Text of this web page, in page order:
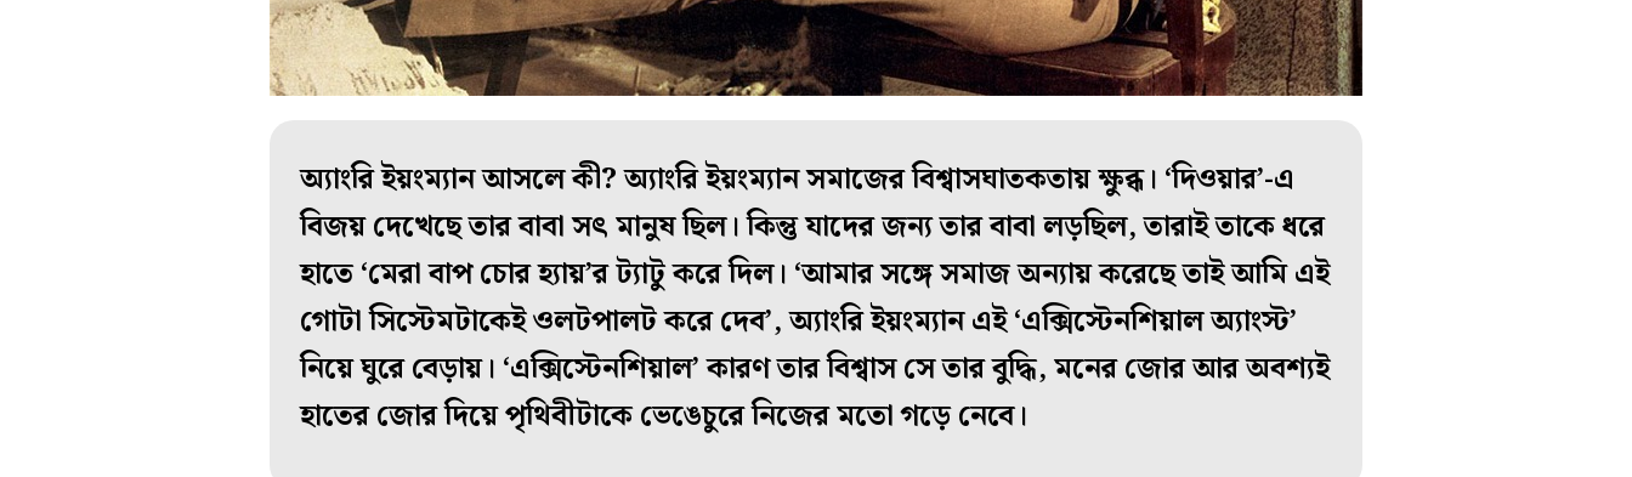
অ্যাংরি ইয়ংম্যান আসলে কী? অ্যাংরি ইয়ংম্যান সমাজের বিশ্বাসঘাতকতায় ক্ষুব্ধ। ‘দিওয়ার’-এ
বিজয় দেখেছে তার বাবা সৎ মানুষ ছিল। কিন্তু যাদের জন্য তার বাবা লড়ছিল, তারাই তাকে ধরে
হাতে ‘মেরা বাপ চোর হ্যায়’র ট্যাটু করে দিল। ‘আমার সঙ্গে সমাজ অন্যায় করেছে তাই আমি এই
গোটা সিস্টেমটাকেই ওলটপালট করে দেব’, অ্যাংরি ইয়ংম্যান এই ‘এক্সিস্টেনশিয়াল অ্যাংস্ট’
নিয়ে ঘুরে বেড়ায়। ‘এক্সিস্টেনশিয়াল’ কারণ তার বিশ্বাস সে তার বুদ্ধি, মনের জোর আর অবশ্যই
হাতের জোর দিয়ে পৃথিবীটাকে ভেঙেচুরে নিজের মতো গড়ে নেবে।